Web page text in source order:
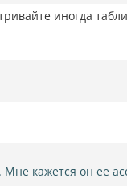
иногда
кажется он ее